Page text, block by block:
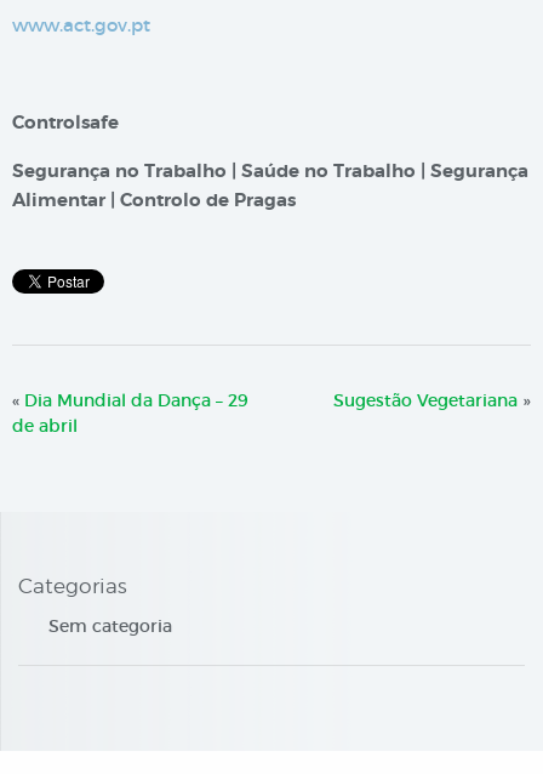
www.act.gov.pt
Controlsafe
Segurança no Trabalho | Saúde no Trabalho | Segurança
Alimentar | Controlo de Pragas
« Dia Mundial da Dança – 29
de abril
Sugestão Vegetariana »
Categorias
Sem categoria